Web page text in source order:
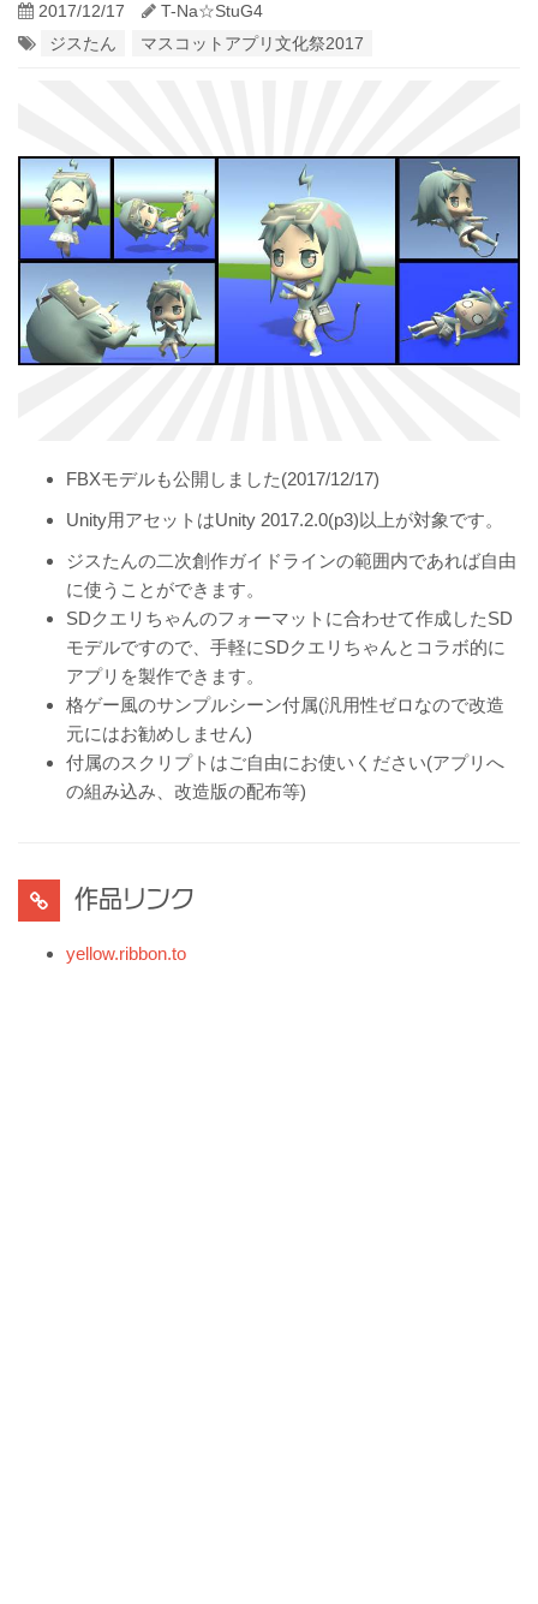
2017/12/17
T-Na☆StuG4
ジスたん
マスコットアプリ文化祭2017
FBXモデルも公開しました(2017/12/17)
Unity用アセットはUnity 2017.2.0(p3)以上が対象です。
ジスたんの二次創作ガイドラインの範囲内であれば自由
に使うことができます。
SDクエリちゃんのフォーマットに合わせて作成したSD
モデルですので、手軽にSDクエリちゃんとコラボ的に
アプリを製作できます。
格ゲー風のサンプルシーン付属(汎用性ゼロなので改造
元にはお勧めしません)
付属のスクリプトはご自由にお使いください(アプリへ
の組み込み、改造版の配布等)
作品リンク
yellow.ribbon.to